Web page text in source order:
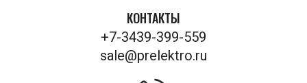
КОНТАКТЫ
+7-3439-399-559
sale@prelektro.ru